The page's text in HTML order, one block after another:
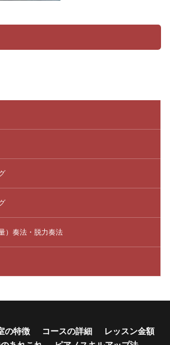
）奏法・脱力奏法
の特徴 コースの詳細
レッスン金額